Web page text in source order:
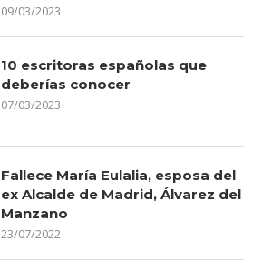
09/03/2023
10 escritoras españolas que
deberías conocer
07/03/2023
Fallece María Eulalia, esposa del
ex Alcalde de Madrid, Álvarez del
Manzano
23/07/2022